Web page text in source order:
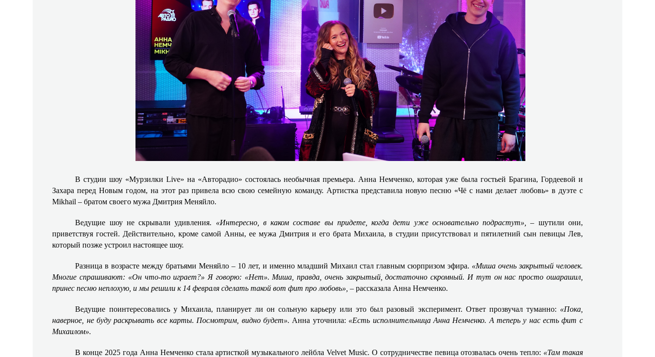
В студии шоу «Мурзилки Live» на «Авторадио» состоялась необычная премьера. Анна Немченко, которая уже была гостьей Брагина, Гордеевой и
Захара перед Новым годом, на этот раз привела всю свою семейную команду. Артистка представила новую песню «Чё с нами делает любовь» в дуэте с
Mikhail – братом своего мужа Дмитрия Меняйло.
Ведущие шоу не скрывали удивления. «Интересно, в каком составе вы придете, когда дети уже основательно подрастут»,– шутили они,
приветствуя гостей. Действительно, кроме самой Анны, ее мужа Дмитрия и его брата Михаила, в студии присутствовал и пятилетний сын певицы Лев,
который позже устроил настоящее шоу.
Разница в возрасте между братьями Меняйло – 10 лет, и именно младший Михаил стал главным сюрпризом эфира. «Миша очень закрытый человек.
Многие спрашивают: «Он что-то играет?» Я говорю: «Нет». Миша, правда, очень закрытый, достаточно скромный. И тут он нас просто ошарашил,
принес песню неплохую, и мы решили к 14 февраля сделать такой вот фит про любовь»,– рассказала Анна Немченко.
Ведущие поинтересовались у Михаила, планирует ли он сольную карьеру или это был разовый эксперимент. Ответ прозвучал туманно: «Пока,
наверное, не буду раскрывать все карты. Посмотрим, видно будет». Анна уточнила: «Есть исполнительница Анна Немченко. А теперь у нас есть фит с
Михаилом».
В конце 2025 года Анна Немченко стала артисткой музыкального лейбла Velvet Music. О сотрудничестве певица отозвалась очень тепло: «Там такая